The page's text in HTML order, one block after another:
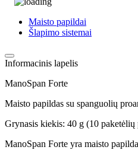
Maisto papildai
Šlapimo sistemai
Informacinis lapelis
ManoSpan Forte
Maisto papildas su spanguolių
Grynasis kiekis: 40 g (10 paketėlių
ManoSpan Forte yra maisto